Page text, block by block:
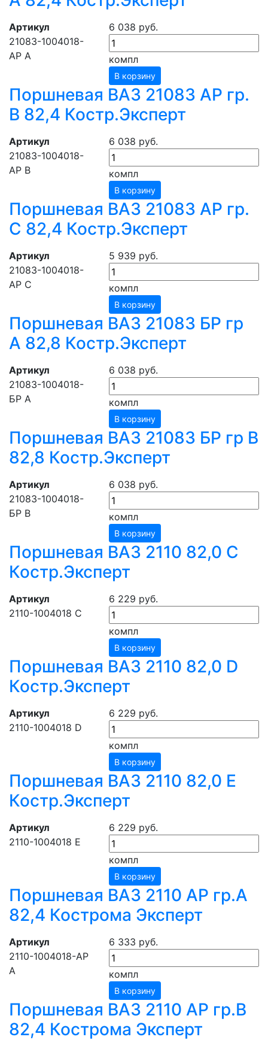
Артикул
21083-1004018-
АР A
6 038 руб.
компл
В корзину
Поршневая ВАЗ 21083 АР гр.
В 82,4 Костр.Эксперт
Артикул
21083-1004018-
АР B
6 038 руб.
компл
В корзину
Поршневая ВАЗ 21083 АР гр.
С 82,4 Костр.Эксперт
Артикул
21083-1004018-
АР C
5 939 руб.
компл
В корзину
Поршневая ВАЗ 21083 БР гр
А 82,8 Костр.Эксперт
Артикул
21083-1004018-
БР A
6 038 руб.
компл
В корзину
Поршневая ВАЗ 21083 БР гр В
82,8 Костр.Эксперт
Артикул
21083-1004018-
БР B
6 038 руб.
компл
В корзину
Поршневая ВАЗ 2110 82,0 C
Костр.Эксперт
Артикул
2110-1004018 C
6 229 руб.
компл
В корзину
Поршневая ВАЗ 2110 82,0 D
Костр.Эксперт
Артикул
2110-1004018 D
6 229 руб.
компл
В корзину
Поршневая ВАЗ 2110 82,0 Е
Костр.Эксперт
Артикул
2110-1004018 E
6 229 руб.
компл
В корзину
Поршневая ВАЗ 2110 АР гр.А
82,4 Кострома Эксперт
Артикул
2110-1004018-АР
A
6 333 руб.
компл
В корзину
Поршневая ВАЗ 2110 АР гр.В
82,4 Кострома Эксперт